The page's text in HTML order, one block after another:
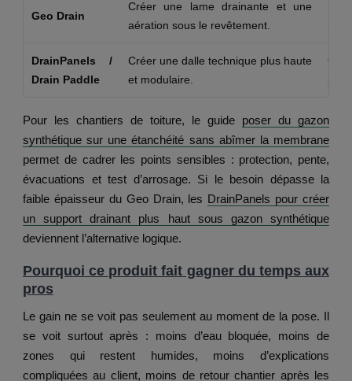
Geo Drain
Créer une lame drainante et une
aération sous le revêtement.
DrainPanels /
Drain Paddle
Créer une dalle technique plus haute
et modulaire.
Pour les chantiers de toiture, le guide poser du gazon
synthétique sur une étanchéité sans abîmer la membrane
permet de cadrer les points sensibles : protection, pente,
évacuations et test d’arrosage. Si le besoin dépasse la
faible épaisseur du Geo Drain, les DrainPanels pour créer
un support drainant plus haut sous gazon synthétique
deviennent l’alternative logique.
Pourquoi ce produit fait gagner du temps aux
pros
Le gain ne se voit pas seulement au moment de la pose. Il
se voit surtout après : moins d’eau bloquée, moins de
zones qui restent humides, moins d’explications
compliquées au client, moins de retour chantier après les